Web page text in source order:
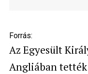
Forrás:
Az Egyesült
Angliában tették